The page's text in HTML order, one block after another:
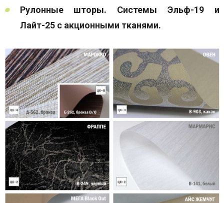
Рулонные шторы. Системы Эльф-19 и
Лайт-25 с акционными тканями.